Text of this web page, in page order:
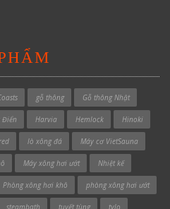
gỗ thông Gỗ thông Nhật
Điển Harvia Hemlock Hinoki
lò xông đá Máy cơ VietSauna
Máy xông hơi ướt Nhiệt kế
Phòng xông hơi khô phòng xông hơi ướt
steambath tuyết tùng tylo